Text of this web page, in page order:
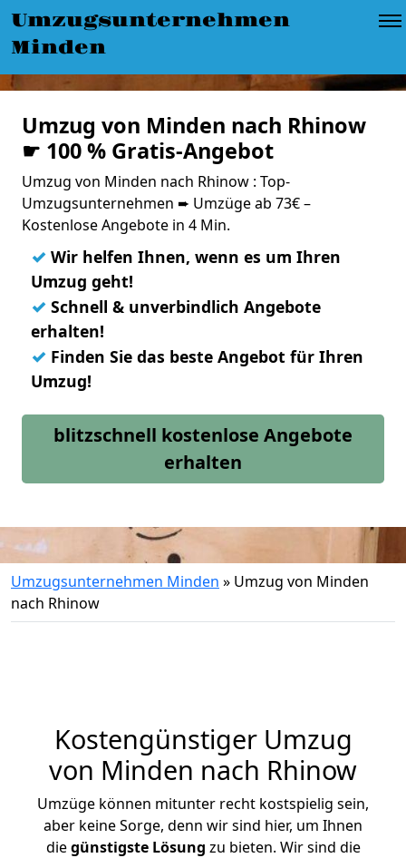
Umzugsunternehmen
Minden
Umzug von Minden nach Rhinow
☛ 100 % Gratis-Angebot
Umzug von Minden nach Rhinow : Top-
Umzugsunternehmen ➨ Umzüge ab 73€ –
Kostenlose Angebote in 4 Min.
✓ Wir helfen Ihnen, wenn es um Ihren
Umzug geht!
✓ Schnell & unverbindlich Angebote
erhalten!
✓ Finden Sie das beste Angebot für Ihren
Umzug!
blitzschnell kostenlose Angebote
erhalten
Umzugsunternehmen Minden » Umzug von Minden
nach Rhinow
Kostengünstiger Umzug
von Minden nach Rhinow
Umzüge können mitunter recht kostspielig sein,
aber keine Sorge, denn wir sind hier, um Ihnen
diegünstigste Lösung zu bieten. Wir sind die